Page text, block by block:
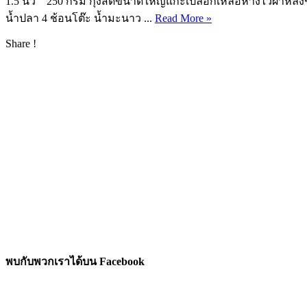
น้ำปลา 4 ช้อนโต๊ะ น้ำมะนาว ... Read More »
Share !
พบกับพวกเราได้บน Facebook